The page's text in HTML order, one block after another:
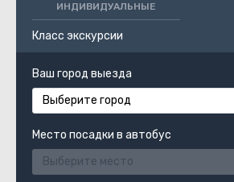
ИНДИВИДУАЛЬНЫЕ
Класс экскурсии
Ваш город выезда
Выберите город
Место посадки в автобус
Выберите место